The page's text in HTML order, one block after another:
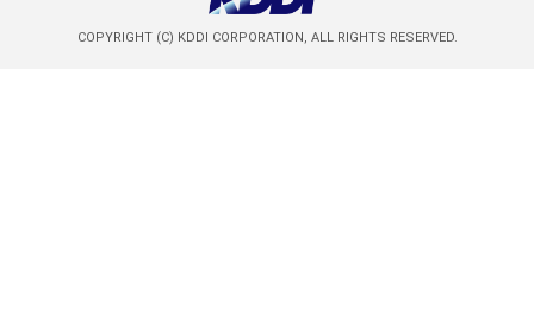
COPYRIGHT (C) KDDI CORPORATION, ALL RIGHTS RESERVED.